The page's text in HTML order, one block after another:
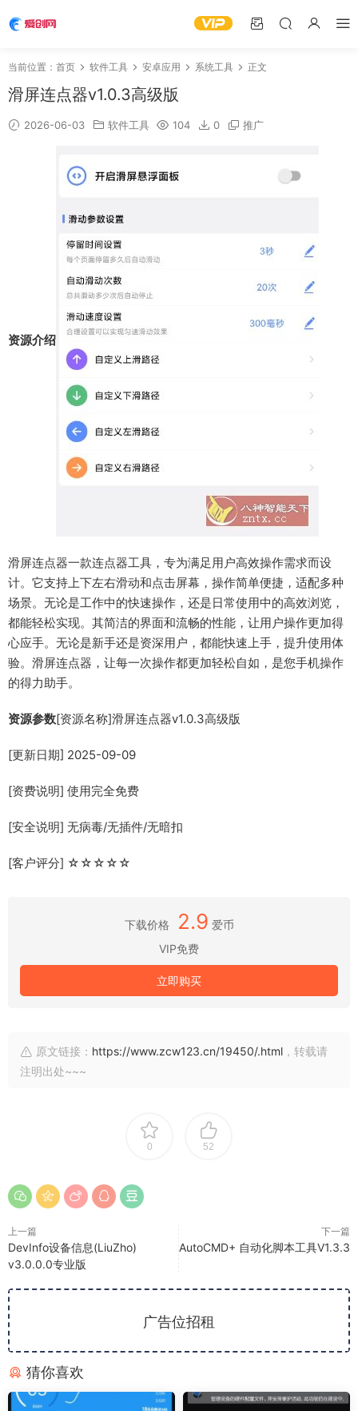
当前位置： 首页 软件工具 安卓应用 系统工具 正文
滑屏连点器v1.0.3高级版
2026-06-03 软件工具 104 0 推广
资源介绍
滑屏连点器一款连点器工具，专为满足用户高效操作需求而设
计。它支持上下左右滑动和点击屏幕，操作简单便捷，适配多种
场景。无论是工作中的快速操作，还是日常使用中的高效浏览，
都能轻松实现。其简洁的界面和流畅的性能，让用户操作更加得
心应手。无论是新手还是资深用户，都能快速上手，提升使用体
验。滑屏连点器，让每一次操作都更加轻松自如，是您手机操作
的得力助手。
资源参数[资源名称]滑屏连点器v1.0.3高级版
[更新日期] 2025-09-09
[资费说明] 使用完全免费
[安全说明] 无病毒/无插件/无暗扣
[客户评分] ☆☆☆☆☆
下载价格 2.9 爱币
VIP免费
立即购买
原文链接： https://www.zcw123.cn/19450/.html ，转载请
注明出处~~~
0 52
上一篇
DevInfo设备信息(LiuZho)
v3.0.0.0专业版
下一篇
AutoCMD+ 自动化脚本工具V1.3.3
广告位招租
猜你喜欢